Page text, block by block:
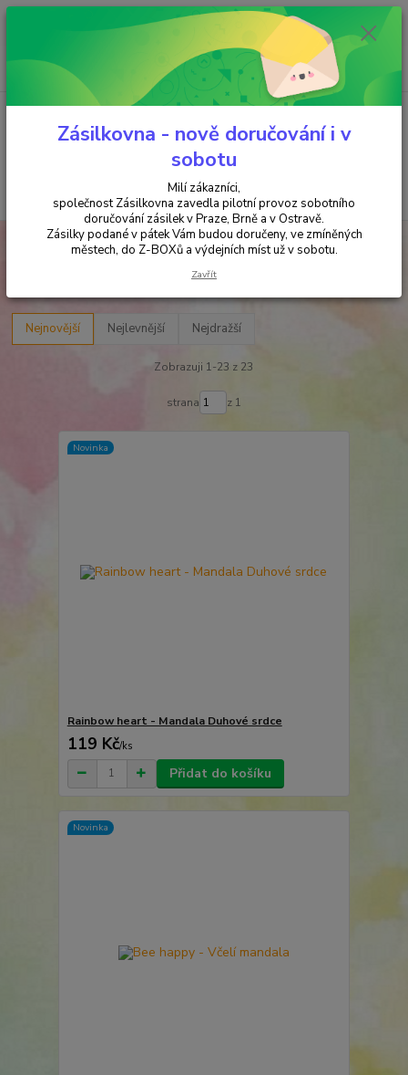
Minimální hodnota objednávky je 200 kč. Při nákupu nad 2000,- Kč je
požadována platba předem na účet.
Menu
+420 737 737 037
(Po-Pá, 9-18 hod.)
za
DOMOV NÁLEPKY, BANNERY & MAGNETKY Malé nálepky
Nejnovější Nejlevnější Nejdražší
Zobrazuji 1-23 z 23
strana z 1
Novinka
Rainbow heart - Mandala Duhové srdce
119 Kč/ks
Přidat do košíku
Novinka
Zásilkovna - nově doručování i v
sobotu
Milí zákazníci,
společnost Zásilkovna zavedla pilotní provoz sobotního
doručování zásilek v Praze, Brně a v Ostravě.
Zásilky podané v pátek Vám budou doručeny, ve zmíněných
městech, do Z-BOXů a výdejních míst už v sobotu.
Zavřít